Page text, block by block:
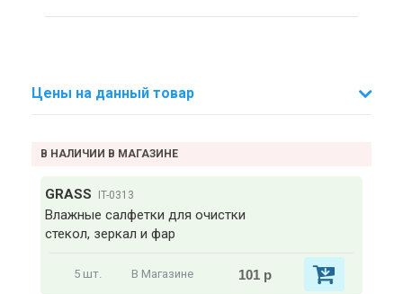
Цены на данный товар
В НАЛИЧИИ В МАГАЗИНЕ
GRASS IT-0313
Влажные салфетки для очистки
стекол, зеркал и фар
5 шт. В Магазине 101 р